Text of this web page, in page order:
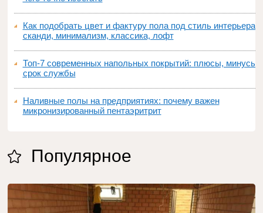
Как подобрать цвет и фактуру пола под стиль интерьера:
сканди, минимализм, классика, лофт
Топ‑7 современных напольных покрытий: плюсы, минусы,
срок службы
Наливные полы на предприятиях: почему важен
микронизированный пентаэритрит
Популярное